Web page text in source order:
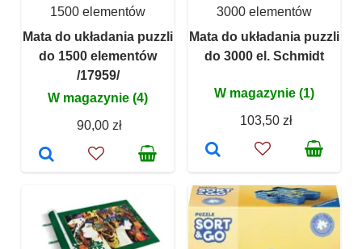
1500 elementów
Mata do układania puzzli
do 1500 elementów
/17959/
W magazynie (4)
90,00 zł
3000 elementów
Mata do układania puzzli
do 3000 el. Schmidt
W magazynie (1)
103,50 zł